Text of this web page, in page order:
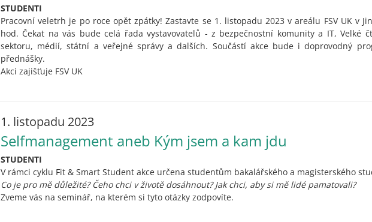
STUDENTI
Pracovní veletrh je po roce opět zpátky! Zastavte se 1. listopadu 2023 v areálu FSV UK v
hod. Čekat na vás bude celá řada vystavovatelů - z bezpečnostní komunity a IT, Velké
sektoru, médií, státní a veřejné správy a dalších. Součástí akce bude i doprovodný
přednášky.
Akci zajišťuje FSV UK
1. listopadu 2023
Selfmanagement aneb Kým jsem a kam jdu
STUDENTI
V rámci cyklu Fit & Smart Student akce určena studentům bakalářského a magisterského
Co je pro mě důležité? Čeho chci v životě dosáhnout? Jak chci, aby si mě lidé pamatovali?
Zveme vás na seminář, na kterém si tyto otázky zodpovíte.